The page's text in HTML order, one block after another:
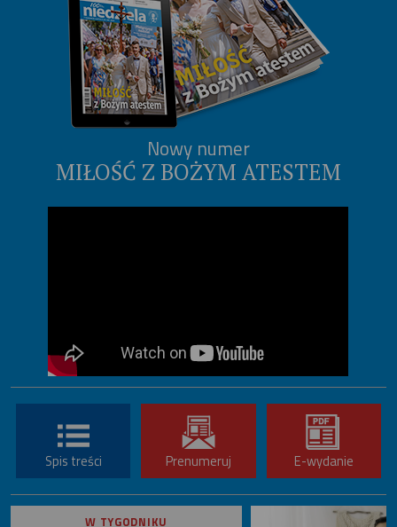
Nowy numer
MIŁOŚĆ Z BOŻYM ATESTEM
Spis treści Prenumeruj E-wydanie
W TYGODNIKU